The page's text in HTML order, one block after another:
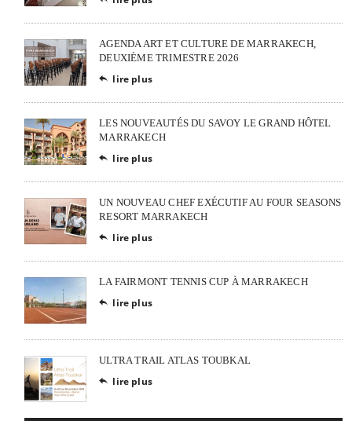
AGENDA ART ET CULTURE DE MARRAKECH,
DEUXIÈME TRIMESTRE 2026
 lire plus
LES NOUVEAUTÉS DU SAVOY LE GRAND HÔTEL
MARRAKECH
 lire plus
UN NOUVEAU CHEF EXÉCUTIF AU FOUR SEASONS
RESORT MARRAKECH
 lire plus
LA FAIRMONT TENNIS CUP À MARRAKECH
 lire plus
ULTRA TRAIL ATLAS TOUBKAL
 lire plus